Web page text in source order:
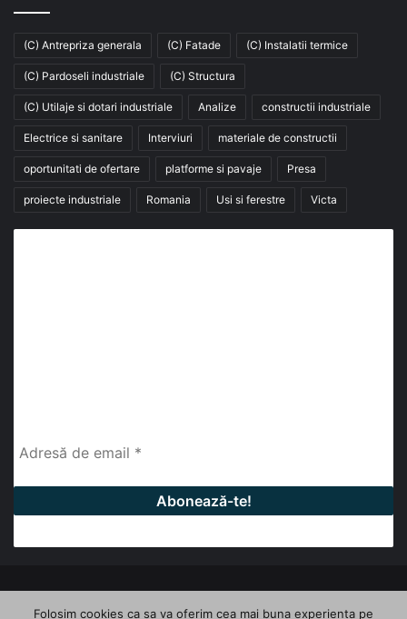
(C) Antrepriza generala (C) Fatade (C) Instalatii termice
(C) Pardoseli industriale (C) Structura
(C) Utilaje si dotari industriale Analize constructii industriale
Electrice si sanitare Interviuri materiale de constructii
oportunitati de ofertare platforme si pavaje Presa
proiecte industriale Romania Usi si ferestre Victa
Folosim cookies ca sa va oferim cea mai buna experienta pe